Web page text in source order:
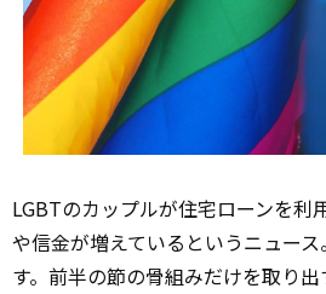
LGBTのカップルが住宅ローンを利
や信金が増えているというニュー
す。前半の節の骨組みだけを取り